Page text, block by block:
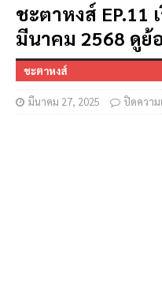
ชะตาหงส์ EP.11
มีนาคม 2568 ดูย้
ชะตาหงส์
มีนาคม 27, 2025 ปิดความ